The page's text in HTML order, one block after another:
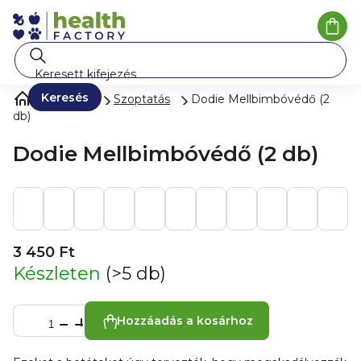
tartalomhoz
Keresés
Nőknek Szoptatás
Dodie Mellbimbóvédő (2
db)
Dodie Mellbimbóvédő (2 db)
3 450 Ft
Készleten (>5 db)
Hozzáadás a kosárhoz